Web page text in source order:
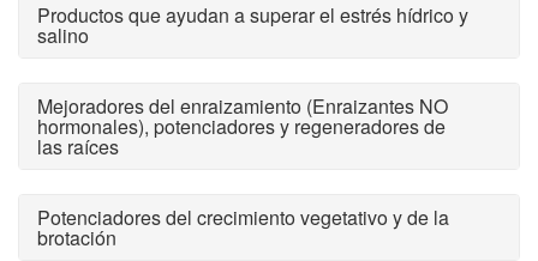
Productos que ayudan a superar el estrés hídrico y
salino
Mejoradores del enraizamiento (Enraizantes NO
hormonales), potenciadores y regeneradores de
las raíces
Potenciadores del crecimiento vegetativo y de la
brotación